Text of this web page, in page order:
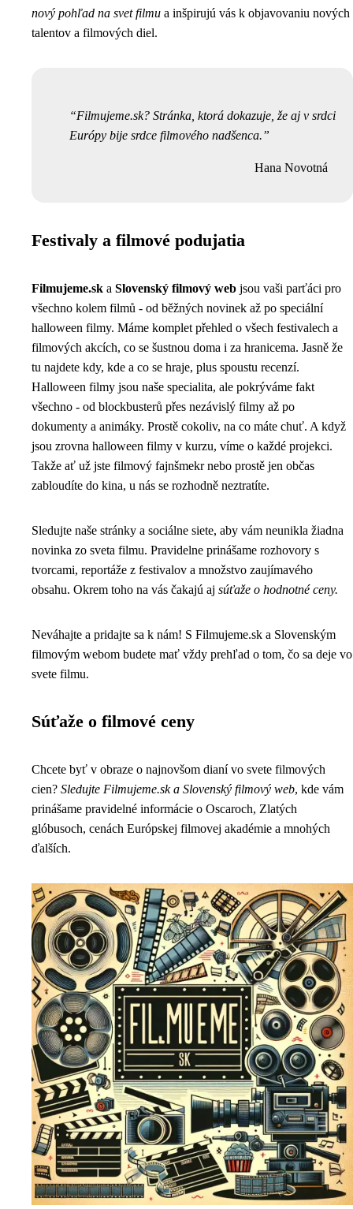
nový pohľad na svet filmu a inšpirujú vás k objavovaniu nových
talentov a filmových diel.
Filmujeme.sk? Stránka, ktorá dokazuje, že aj v srdci
Európy bije srdce filmového nadšenca.
Hana Novotná
Festivaly a filmové podujatia
Filmujeme.sk a Slovenský filmový web jsou vaši parťáci pro
všechno kolem filmů - od běžných novinek až po speciální
halloween filmy. Máme komplet přehled o všech festivalech a
filmových akcích, co se šustnou doma i za hranicema. Jasně že
tu najdete kdy, kde a co se hraje, plus spoustu recenzí.
Halloween filmy jsou naše specialita, ale pokrýváme fakt
všechno - od blockbusterů přes nezávislý filmy až po
dokumenty a animáky. Prostě cokoliv, na co máte chuť. A když
jsou zrovna halloween filmy v kurzu, víme o každé projekci.
Takže ať už jste filmový fajnšmekr nebo prostě jen občas
zabloudíte do kina, u nás se rozhodně neztratíte.
Sledujte naše stránky a sociálne siete, aby vám neunikla žiadna
novinka zo sveta filmu. Pravidelne prinášame rozhovory s
tvorcami, reportáže z festivalov a množstvo zaujímavého
obsahu. Okrem toho na vás čakajú aj súťaže o hodnotné ceny.
Neváhajte a pridajte sa k nám! S Filmujeme.sk a Slovenským
filmovým webom budete mať vždy prehľad o tom, čo sa deje vo
svete filmu.
Súťaže o filmové ceny
Chcete byť v obraze o najnovšom dianí vo svete filmových
cien? Sledujte Filmujeme.sk a Slovenský filmový web, kde vám
prinášame pravidelné informácie o Oscaroch, Zlatých
glóbusoch, cenách Európskej filmovej akadémie a mnohých
ďalších.